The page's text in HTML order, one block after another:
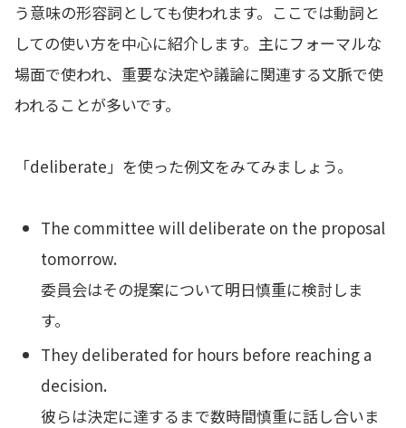
う意味の形容詞としても使われます。ここでは動詞と
しての使い方を中心に紹介します。主にフォーマルな
場面で使われ、重要な決定や議論に関連する文脈で使
われることが多いです。
「deliberate」を使った例文をみてみましょう。
The committee will deliberate on the proposal
tomorrow.
委員会はその提案について明日慎重に検討しま
す。
They deliberated for hours before reaching a
decision.
彼らは決定に達するまで数時間慎重に話し合いま